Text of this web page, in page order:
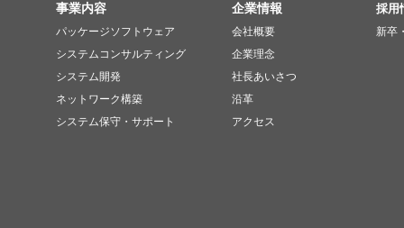
事業内容
パッケージソフトウェア
システムコンサルティング
システム開発
ネットワーク構築
システム保守・サポート
企業情報
会社概要
企業理念
社長あいさつ
沿革
アクセス
採用
新卒